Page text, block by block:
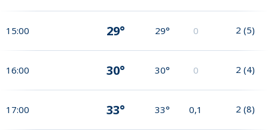
15:00 29° 29° 0 2 (5)
16:00 30° 30° 0 2 (4)
17:00 33° 33° 0,1 2 (8)